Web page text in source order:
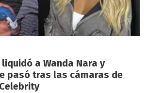
a Wanda Nara y
pasó tras las cámaras de